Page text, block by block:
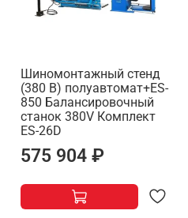
Шиномонтажный стенд
(380 В) полуавтомат+ES-
850 Балансировочный
станок 380V Комплект
ES-26D
575 904 ₽